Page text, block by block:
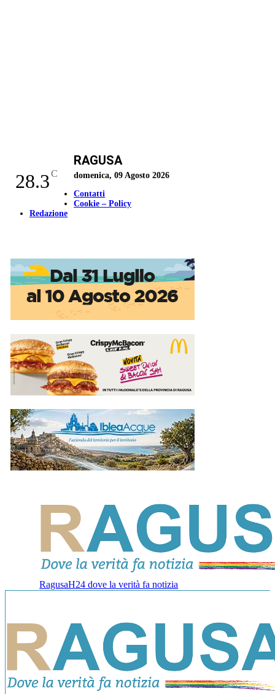
28.3C
RAGUSA
domenica, 09 Agosto 2026
Contatti
Cookie – Policy
Redazione
RagusaH24 dove la verità fa notizia